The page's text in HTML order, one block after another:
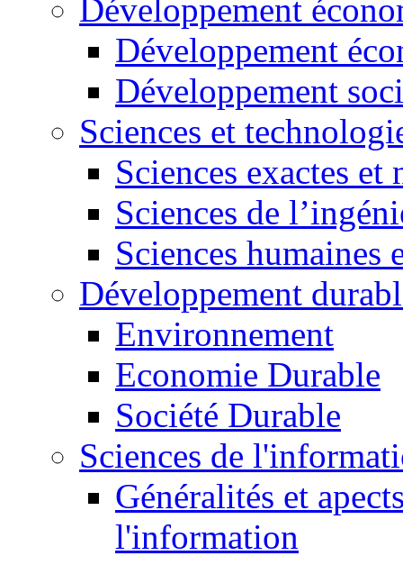
Développement
Développement
Développement
Sciences et
Sciences exactes et
Sciences de
Sciences humaines
Développement
Environnement
Economie Durable
Société Durable
Sciences de
Généralités et
l'information